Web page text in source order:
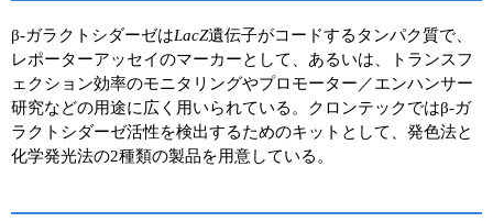
β-ガラクトシダーゼはLacZ遺伝子がコードするタンパク質で、
レポーターアッセイのマーカーとして、あるいは、トランスフ
ェクション効率のモニタリングやプロモーター／エンハンサー
研究などの用途に広く用いられている。クロンテックではβ-ガ
ラクトシダーゼ活性を検出するためのキットとして、発色法と
化学発光法の2種類の製品を用意している。